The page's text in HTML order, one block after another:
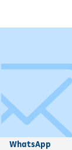
WhatsApp